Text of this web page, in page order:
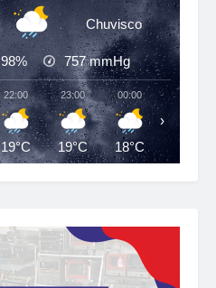
Chuvisco
98% 757mmHg
22:00
19°C
23:00
19°C
00:00
18°C
01:00
›